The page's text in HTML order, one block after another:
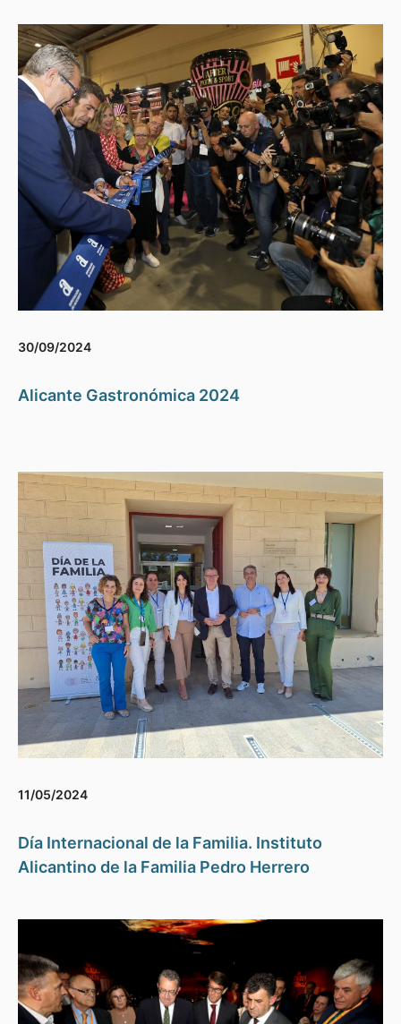
30/09/2024
Alicante Gastronómica 2024
11/05/2024
Día Internacional de la Familia. Instituto
Alicantino de la Familia Pedro Herrero